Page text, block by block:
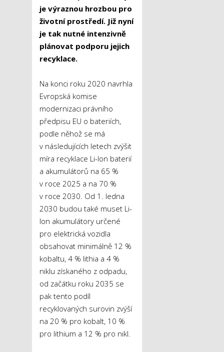
je výraznou hrozbou pro
životní prostředí. Již nyní
je tak nutné intenzivně
plánovat podporu jejich
recyklace.
Na konci roku 2020 navrhla
Evropská komise
modernizaci právního
předpisu EU o bateriích,
podle něhož se má
v následujících letech zvýšit
míra recyklace Li-Ion baterií
a akumulátorů na 65 %
v roce 2025 a na 70 %
v roce 2030. Od 1. ledna
2030 budou také muset Li-
Ion akumulátory určené
pro elektrická vozidla
obsahovat minimálně 12 %
kobaltu, 4 % lithia a 4 %
niklu získaného z odpadu,
od začátku roku 2035 se
pak tento podíl
recyklovaných surovin zvýší
na 20 % pro kobalt, 10 %
pro lithium a 12 % pro nikl.